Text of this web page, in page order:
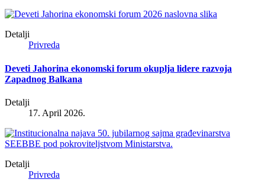
Detalji
Privreda
Deveti Jahorina ekonomski forum okuplja lidere razvoja
Zapadnog Balkana
Detalji
17. April 2026.
Detalji
Privreda